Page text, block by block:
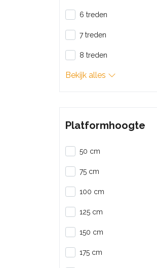
6 treden
7 treden
8 treden
Bekijk alles
Platformhoogte
50 cm
75 cm
100 cm
125 cm
150 cm
175 cm